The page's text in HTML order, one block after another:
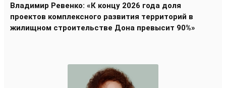
Владимир Ревенко: «К концу 2026 года доля
проектов комплексного развития территорий в
жилищном строительстве Дона превысит 90%»